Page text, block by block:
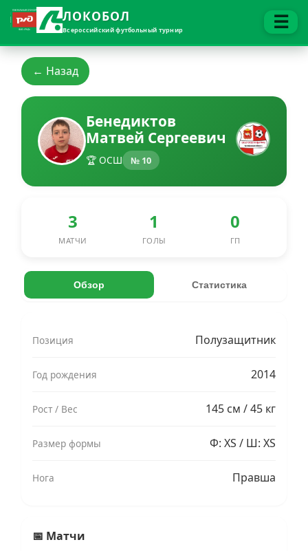
ЛОКОБОЛ
Всероссийский футбольный турнир ☰
← Назад
Бенедиктов
Матвей Сергеевич
🏆 ОСШ № 10
3
МАТЧИ
1
ГОЛЫ
0
ГП
Обзор Статистика
Позиция Полузащитник
Год рождения 2014
Рост / Вес 145 см / 45 кг
Размер формы Ф: XS / Ш: XS
Нога Правша
📅 Матчи